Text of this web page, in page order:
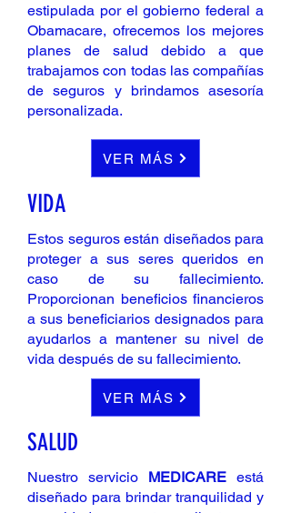
estipulada por el gobierno federal a
Obamacare, ofrecemos los mejores
planes de salud debido a que
trabajamos con todas las compañías
de seguros y brindamos asesoría
personalizada.
VER MÁS
VIDA
Estos seguros están diseñados para
proteger a sus seres queridos en
caso de su fallecimiento.
Proporcionan beneficios financieros
a sus beneficiarios designados para
ayudarlos a mantener su nivel de
vida después de su fallecimiento.
VER MÁS
SALUD
Nuestro servicio MEDICARE está
diseñado para brindar tranquilidad y